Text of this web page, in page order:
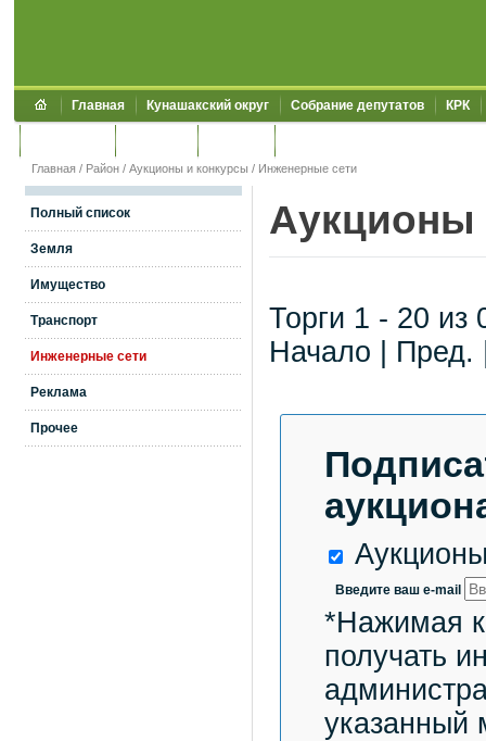
Главная Кунашакский округ Собрание депутатов КРК
Главная / Район / Аукционы и конкурсы / Инженерные сети
Полный список
Земля
Имущество
Транспорт
Инженерные сети
Реклама
Прочее
Аукционы
Торги 1 - 20 из
Начало |
Введите ваш e-mail
*Нажимая
получать
указанный